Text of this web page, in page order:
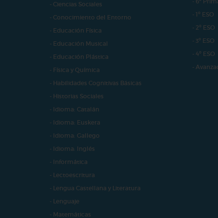
- Ciencias Sociales
- Conocimiento del Entorno
- Educación Física
- Educación Musical
- Educación Plástica
- Física y Química
- Habilidades Cognitivas Básicas
- Historias Sociales
- Idioma: Catalán
- Idioma: Euskera
- Idioma: Gallego
- Idioma: Inglés
- Informática
- Lectoescritura
- Lengua Castellana y Literatura
- Lenguaje
- Matemáticas
- 1º ESO
- 2º ESO
- 3º ESO
- 4º ESO
-